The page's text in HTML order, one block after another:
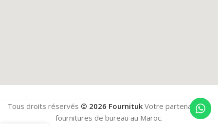
Tous droits réservés © 2026 Fournituk Votre partenaire en
fournitures de bureau au Maroc.